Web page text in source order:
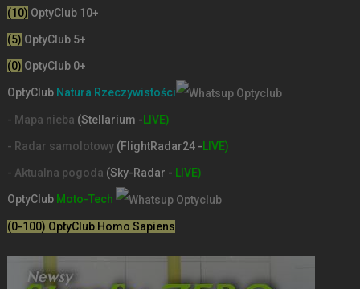
(10) OptyClub 10+
(5) OptyClub 5+
(0) OptyClub 0+
OptyClub Natura Rzeczywistości
- Mapa nieba (Stellarium -LIVE)
- Radar samolotowy (FlightRadar24 -LIVE)
- Aktualna pogoda (Sky-Radar - LIVE)
OptyClub Moto-Tech
(0-100) OptyClub Homo Sapiens